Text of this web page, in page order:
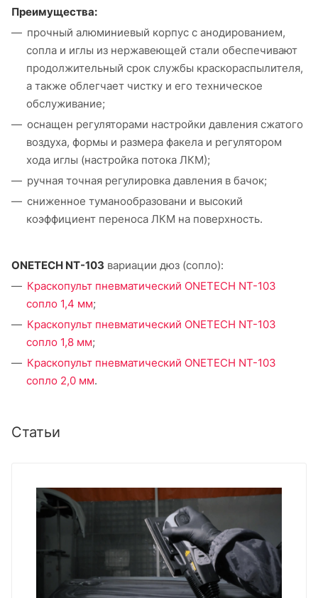
Преимущества:
прочный алюминиевый корпус с анодированием,
сопла и иглы из нержавеющей стали обеспечивают
продолжительный срок службы краскораспылителя,
а также облегчает чистку и его техническое
обслуживание;
оснащен регуляторами настройки давления сжатого
воздуха, формы и размера факела и регулятором
хода иглы (настройка потока ЛКМ);
ручная точная регулировка давления в бачок;
сниженное туманообразовани и высокий
коэффициент переноса ЛКМ на поверхность.
ONETECH NT-103 вариации дюз (сопло):
Краскопульт пневматический ONETECH NT-103
сопло 1,4 мм;
Краскопульт пневматический ONETECH NT-103
сопло 1,8 мм;
Краскопульт пневматический ONETECH NT-103
сопло 2,0 мм.
Статьи